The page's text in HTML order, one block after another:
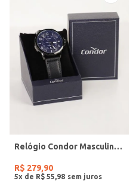
Relógio Condor Masculino PRETO
R$ 279,90
5x de R$ 55 98